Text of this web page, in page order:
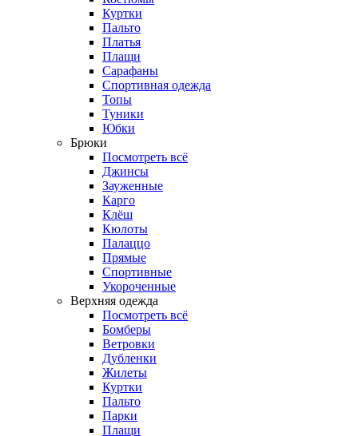
Куртки
Пальто
Платья
Плащи
Сарафаны
Спортивная одежда
Топы
Туники
Юбки
Брюки
Посмотреть всё
Джинсы
Зауженные
Карго
Клёш
Кюлоты
Палаццо
Прямые
Спортивные
Укороченные
Верхняя одежда
Посмотреть всё
Бомберы
Ветровки
Дубленки
Жилеты
Куртки
Пальто
Парки
Плащи